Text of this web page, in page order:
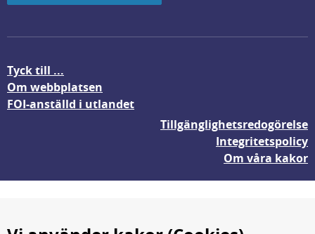
Tyck till ...
Om webbplatsen
FOI-anställd i utlandet
Tillgänglighetsredogörelse
Integritetspolicy
Om våra kakor